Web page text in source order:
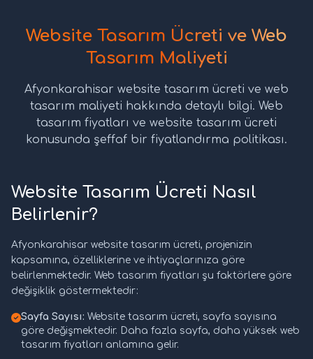
Website Tasarım Ücreti ve Web
Tasarım Maliyeti
Afyonkarahisar website tasarım ücreti ve web
tasarım maliyeti hakkında detaylı bilgi. Web
tasarım fiyatları ve website tasarım ücreti
konusunda şeffaf bir fiyatlandırma politikası.
Website Tasarım Ücreti Nasıl
Belirlenir?
Afyonkarahisar website tasarım ücreti, projenizin
kapsamına, özelliklerine ve ihtiyaçlarınıza göre
belirlenmektedir. Web tasarım fiyatları şu faktörlere göre
değişiklik göstermektedir:
Sayfa Sayısı: Website tasarım ücreti, sayfa sayısına
göre değişmektedir. Daha fazla sayfa, daha yüksek web
tasarım fiyatları anlamına gelir.